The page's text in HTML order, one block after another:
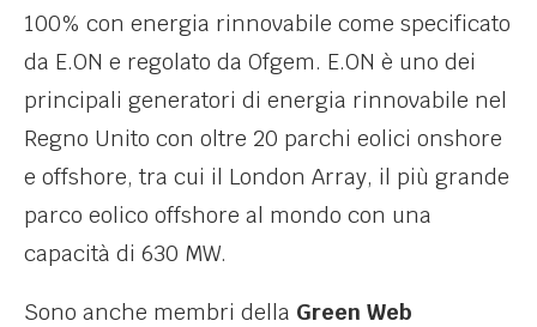
100% con energia rinnovabile come specificato
da E.ON e regolato da Ofgem. E.ON è uno dei
principali generatori di energia rinnovabile nel
Regno Unito con oltre 20 parchi eolici onshore
e offshore, tra cui il London Array, il più grande
parco eolico offshore al mondo con una
capacità di 630 MW.
Sono anche membri della Green Web